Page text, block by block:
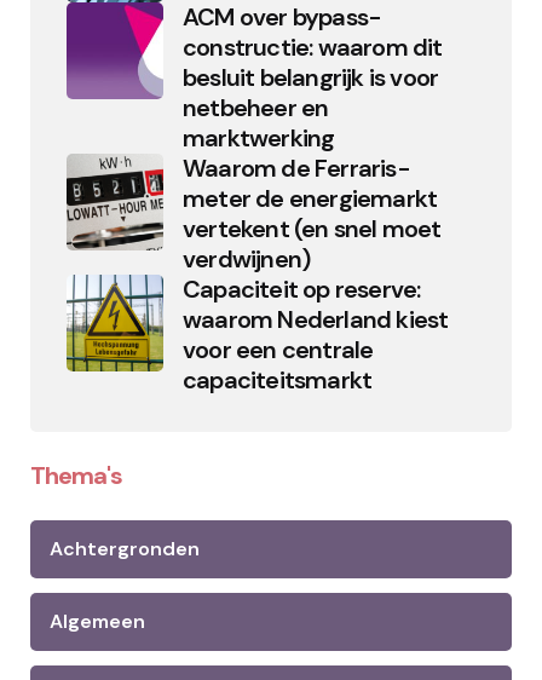
ACM over bypass-
constructie: waarom dit
besluit belangrijk is voor
netbeheer en
marktwerking
Waarom de Ferraris-
meter de energiemarkt
vertekent (en snel moet
verdwijnen)
Capaciteit op reserve:
waarom Nederland kiest
voor een centrale
capaciteitsmarkt
Thema's
Achtergronden
Algemeen